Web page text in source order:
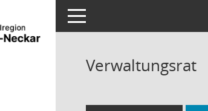
Toggle navigation
Verwaltungsrat